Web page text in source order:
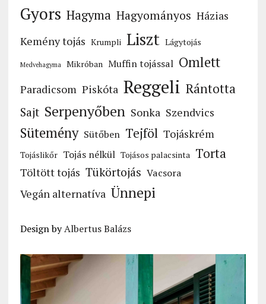
Gyors Hagyma Hagyományos Házias
Kemény tojás Krumpli Liszt Lágytojás
Medvehagyma Mikróban Muffin tojással Omlett
Paradicsom Piskóta Reggeli Rántotta
Sajt Serpenyőben Sonka Szendvics
Sütemény Sütőben Tejföl Tojáskrém
Tojáslikőr Tojás nélkül Tojásos palacsinta Torta
Töltött tojás Tükörtojás Vacsora
Vegán alternatíva Ünnepi
Design byAlbertus Balázs